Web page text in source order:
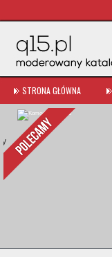
STRONA GŁÓWNA